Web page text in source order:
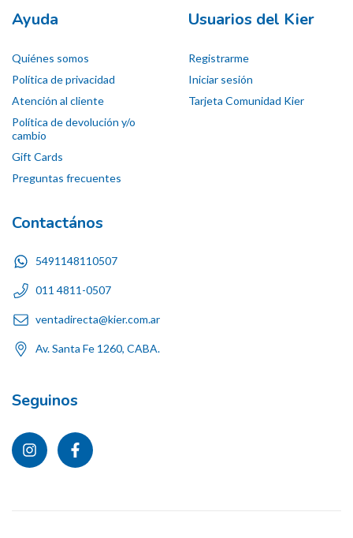
Ayuda
Quiénes somos
Política de privacidad
Atención al cliente
Política de devolución y/o
cambio
Gift Cards
Preguntas frecuentes
Usuarios del Kier
Registrarme
Iniciar sesión
Tarjeta Comunidad Kier
Contactános
5491148110507
011 4811-0507
ventadirecta@kier.com.ar
Av. Santa Fe 1260, CABA.
Seguinos